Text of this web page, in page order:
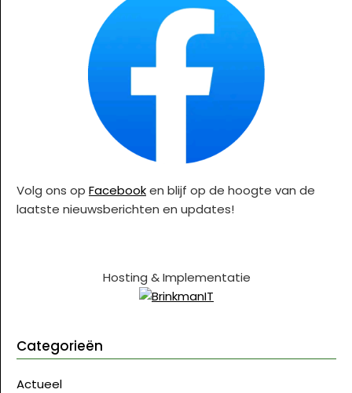
Volg ons op Facebooken blijf op de hoogte van de
laatste nieuwsberichten en updates!
Hosting & Implementatie
Categorieën
Actueel